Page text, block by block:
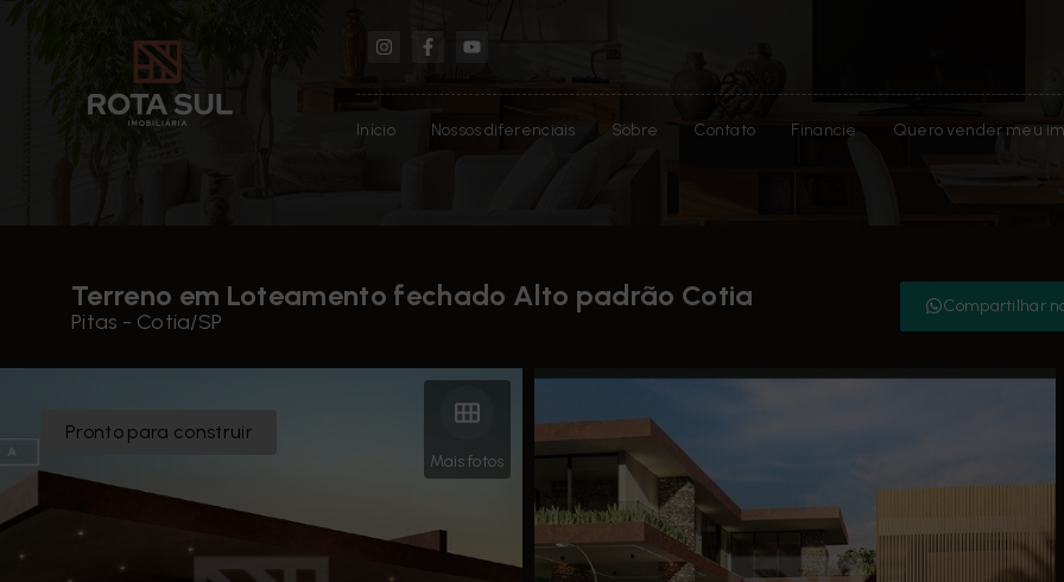
Início Nossos diferenciais Sobre Contato Financie Quero vender meu
Terreno em Loteamento fechado Alto padrão Cotia
Pitas - Cotia/SP
Compartilhar
Mais fotos
Pronto para construir